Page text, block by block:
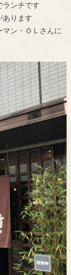
ランチです
あります
ン・ＯＬさんに